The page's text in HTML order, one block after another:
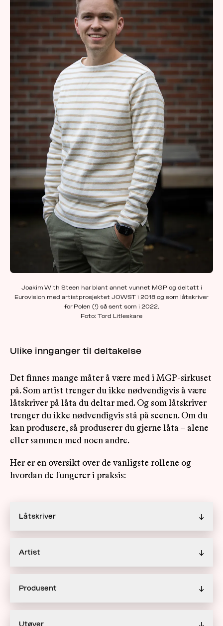
Joakim With Steen har blant annet vunnet MGP og deltatt i
Eurovision med artistprosjektet JOWST i 2018 og som låtskriver
for Polen (!) så sent som i 2022.
Foto: Tord Litleskare
Ulike innganger til deltakelse
Det finnes mange måter å være med i MGP-sirkuset
på. Som artist trenger du ikke nødvendigvis å være
låtskriver på låta du deltar med. Og som låtskriver
trenger du ikke nødvendigvis stå på scenen. Om du
kan produsere, så produserer du gjerne låta – alene
eller sammen med noen andre.
Her er en oversikt over de vanligste rollene og
hvordan de fungerer i praksis:
Låtskriver ↓
Artist ↓
Produsent ↓
Utøver ↓